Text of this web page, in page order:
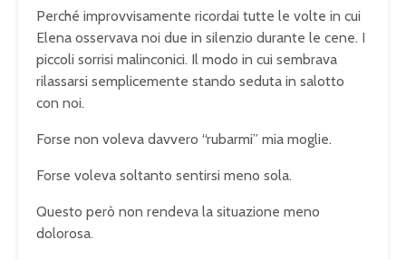
Perché improvvisamente ricordai tutte le volte in cui
Elena osservava noi due in silenzio durante le cene. I
piccoli sorrisi malinconici. Il modo in cui sembrava
rilassarsi semplicemente stando seduta in salotto
con noi.
Forse non voleva davvero “rubarmi” mia moglie.
Forse voleva soltanto sentirsi meno sola.
Questo però non rendeva la situazione meno
dolorosa.